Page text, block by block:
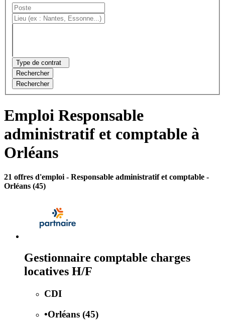
Type de contrat
Rechercher
Rechercher
Emploi Responsable
administratif et comptable à
Orléans
21 offres d'emploi - Responsable administratif et comptable -
Orléans (45)
Gestionnaire comptable charges
locatives H/F
CDI
•Orléans (45)